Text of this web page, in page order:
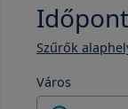
Szűrők
Város